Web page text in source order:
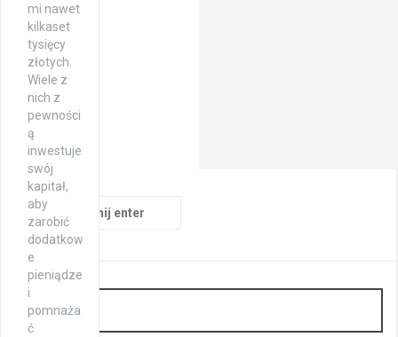
mi nawet
kilkaset
tysięcy
złotych.
Wiele z
nich z
pewności
ą
inwestuje
swój
kapitał,
aby
zarobić
dodatkow
e
pieniądze
i
pomnaża
ć
Szukaj:
Druk